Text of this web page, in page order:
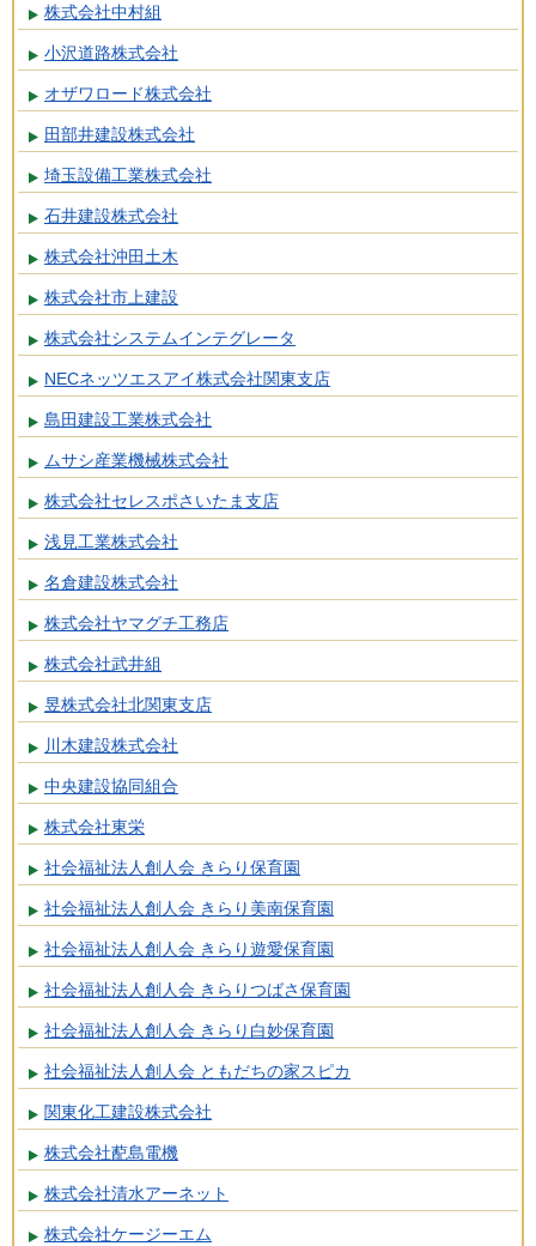
株式会社中村組
小沢道路株式会社
オザワロード株式会社
田部井建設株式会社
埼玉設備工業株式会社
石井建設株式会社
株式会社沖田土木
株式会社市上建設
株式会社システムインテグレータ
NECネッツエスアイ株式会社関東支店
島田建設工業株式会社
ムサシ産業機械株式会社
株式会社セレスポさいたま支店
浅見工業株式会社
名倉建設株式会社
株式会社ヤマグチ工務店
株式会社武井組
昱株式会社北関東支店
川木建設株式会社
中央建設協同組合
株式会社東栄
社会福祉法人創人会 きらり保育園
社会福祉法人創人会 きらり美南保育園
社会福祉法人創人会 きらり遊愛保育園
社会福祉法人創人会 きらりつばさ保育園
社会福祉法人創人会 きらり白妙保育園
社会福祉法人創人会 ともだちの家スピカ
関東化工建設株式会社
株式会社蓜島電機
株式会社清水アーネット
株式会社ケージーエム